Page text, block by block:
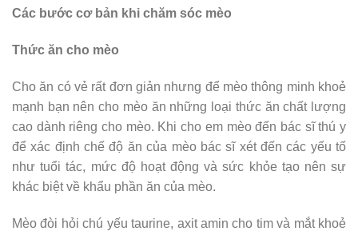
Các bước cơ bản khi chăm sóc mèo
Thức ăn cho mèo
Cho ăn có vẻ rất đơn giản nhưng để mèo thông minh khoẻ
mạnh bạn nên cho mèo ăn những loại thức ăn chất lượng
cao dành riêng cho mèo. Khi cho em mèo đến bác sĩ thú y
để xác định chế độ ăn của mèo bác sĩ xét đến các yếu tố
như tuổi tác, mức độ hoạt động và sức khỏe tạo nên sự
khác biệt về khẩu phần ăn của mèo.
Mèo đòi hỏi chú yếu taurine, axit amin cho tim và mắt khoẻ